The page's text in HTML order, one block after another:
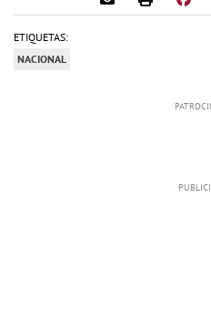
ETIQUETAS:
NACIONAL